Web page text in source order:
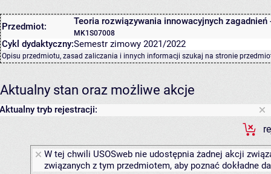
Przedmiot: Teoria rozwiązywania innowacyjnych zagadnień
MK1S07008
Cykl dydaktyczny:Semestr zimowy 2021/2022
Opisu przedmiotu, zasad zaliczania i innych informacji szukaj na stronie
Aktualny stan oraz możliwe akcje
Aktualny tryb rejestracji:
W tej chwili USOSweb nie udostępnia żadnej akcji
związanych z tym przedmiotem, aby poznać dokładne